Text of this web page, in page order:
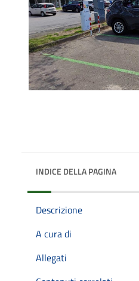
INDICE DELLA PAGINA
Descrizione
A cura di
Allegati